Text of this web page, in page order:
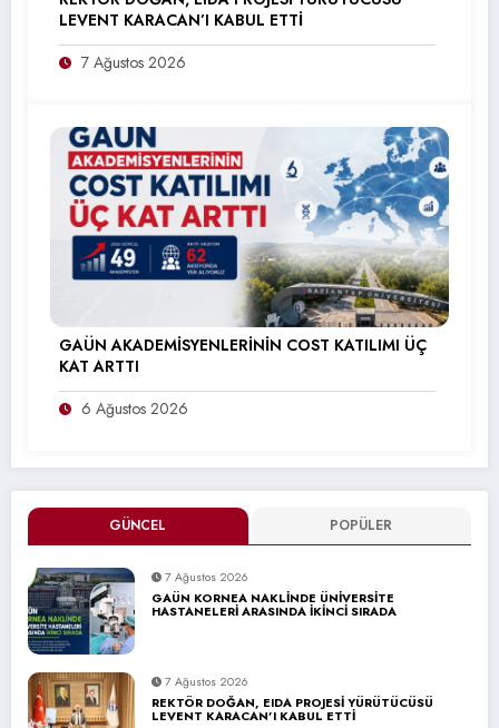
GÜNCEL POPÜLER
7 Ağustos 2026
GAÜN KORNEA NAKLİNDE ÜNİVERSİTE
HASTANELERİ ARASINDA İKİNCİ SIRADA
7 Ağustos 2026
REKTÖR DOĞAN, EIDA PROJESİ YÜRÜTÜCÜSÜ
LEVENT KARACAN’I KABUL ETTİ
LEVENT KARACAN’I KABUL ETTİ
7 Ağustos 2026
GAÜN AKADEMİSYENLERİNİN COST KATILIMI ÜÇ
KAT ARTTI
6 Ağustos 2026